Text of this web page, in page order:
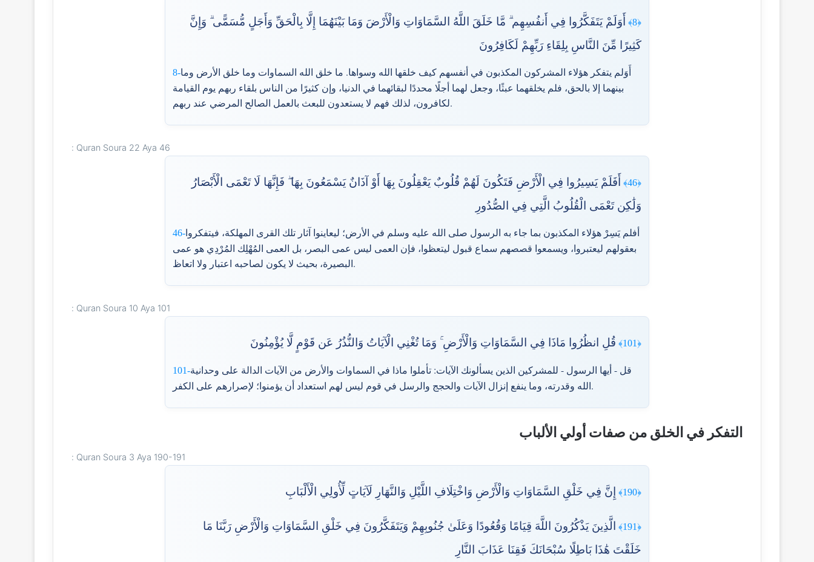
﴿8﴾
أَوَلَمْ يَتَفَكَّرُوا فِي أَنفُسِهِم ۗ مَّا خَلَقَ اللَّهُ السَّمَاوَاتِ وَالْأَرْضَ وَمَا بَيْنَهُمَا إِلَّا بِالْحَقِّ وَأَجَلٍ مُّسَمًّى ۗ وَإِنَّ
كَثِيرًا مِّنَ النَّاسِ بِلِقَاءِ رَبِّهِمْ لَكَافِرُونَ
8-أَوَلم يتفكر هؤلاء المشركون المكذبون في أنفسهم كيف خلقها الله وسواها. ما خلق الله السماوات وما خلق الأرض وما
بينهما إلا بالحق، فلم يخلقهما عبثًا، وجعل لهما أجلًا محددًا لبقائهما في الدنيا، وإن كثيرًا من الناس بلقاء ربهم يوم القيامة
لكافرون، لذلك فهم لا يستعدون للبعث بالعمل الصالح المرضي عند ربهم.
Quran Soura 22 Aya 46 :
﴿46﴾
أَفَلَمْ يَسِيرُوا فِي الْأَرْضِ فَتَكُونَ لَهُمْ قُلُوبٌ يَعْقِلُونَ بِهَا أَوْ آذَانٌ يَسْمَعُونَ بِهَا ۖ فَإِنَّهَا لَا تَعْمَى الْأَبْصَارُ
وَلَٰكِن تَعْمَى الْقُلُوبُ الَّتِي فِي الصُّدُورِ
46-أفلم يَسِرْ هؤلاء المكذبون بما جاء به الرسول صلى الله عليه وسلم في الأرض؛ ليعاينوا آثار تلك القرى المهلكة، فيتفكروا
بعقولهم ليعتبروا، ويسمعوا قصصهم سماع قبول ليتعظوا، فإن العمى ليس عمى البصر، بل العمى المُهْلِك المُرْدِي هو عمى
البصيرة، بحيث لا يكون لصاحبه اعتبار ولا اتعاظ.
Quran Soura 10 Aya 101 :
﴿101﴾ قُلِ انظُرُوا مَاذَا فِي السَّمَاوَاتِ وَالْأَرْضِ ۚ وَمَا تُغْنِي الْآيَاتُ وَالنُّذُرُ عَن قَوْمٍ لَّا يُؤْمِنُونَ
101-قل - أيها الرسول - للمشركين الذين يسألونك الآيات: تأملوا ماذا في السماوات والأرض من الآيات الدالة على وحدانية
الله وقدرته، وما ينفع إنزال الآيات والحجج والرسل في قوم ليس لهم استعداد أن يؤمنوا؛ لإصرارهم على الكفر.
التفكر في الخلق من صفات أولي الألباب
Quran Soura 3 Aya 190-191 :
﴿190﴾ إِنَّ فِي خَلْقِ السَّمَاوَاتِ وَالْأَرْضِ وَاخْتِلَافِ اللَّيْلِ وَالنَّهَارِ لَآيَاتٍ لِّأُولِي الْأَلْبَابِ
﴿191﴾
الَّذِينَ يَذْكُرُونَ اللَّهَ قِيَامًا وَقُعُودًا وَعَلَىٰ جُنُوبِهِمْ وَيَتَفَكَّرُونَ فِي خَلْقِ السَّمَاوَاتِ وَالْأَرْضِ رَبَّنَا مَا
خَلَقْتَ هَٰذَا بَاطِلًا سُبْحَانَكَ فَقِنَا عَذَابَ النَّارِ